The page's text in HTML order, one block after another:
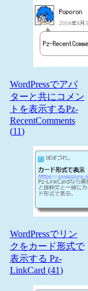
WordPressでアバ
ターと共にコメン
トを表示するPz-
RecentComments
(11)
WordPressでリン
クをカード形式で
表示する Pz-
LinkCard (41)